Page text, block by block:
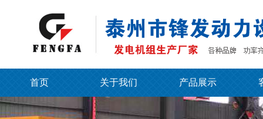
首页 关于我们 产品展示